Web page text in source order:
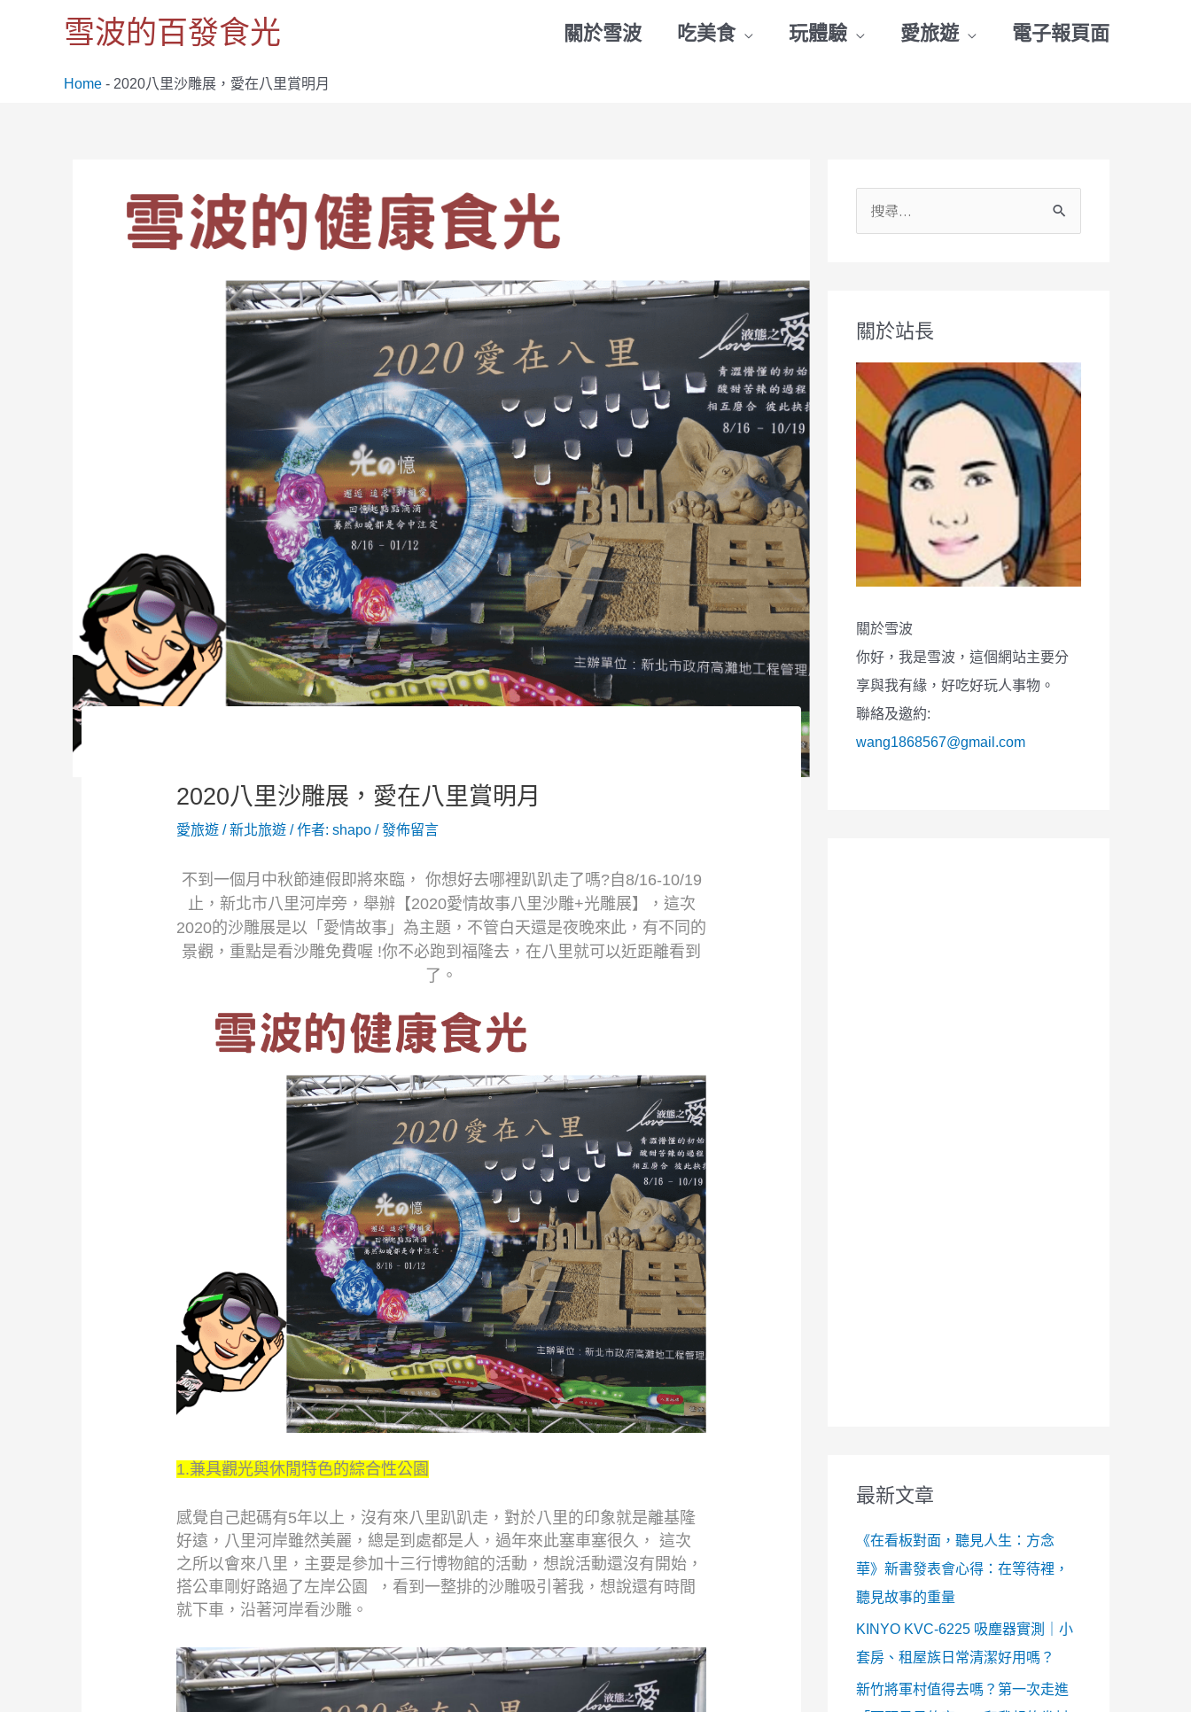
雪波的百發食光 關於雪波 吃美食 玩體驗 愛旅遊 電子報頁面
Home - 2020八里沙雕展，愛在八里賞明月
2020八里沙雕展，愛在八里賞明月
愛旅遊/新北旅遊/ 作者: shapo /發佈留言
不到一個月中秋節連假即將來臨， 你想好去哪裡趴趴走了嗎?自8/16-10/19
止，新北市八里河岸旁，舉辦【2020愛情故事八里沙雕+光雕展】，這次
2020的沙雕展是以「愛情故事」為主題，不管白天還是夜晚來此，有不同的
景觀，重點是看沙雕免費喔 !你不必跑到福隆去，在八里就可以近距離看到
了。
1.兼具觀光與休閒特色的綜合性公園
感覺自己起碼有5年以上，沒有來八里趴趴走，對於八里的印象就是離基隆
好遠，八里河岸雖然美麗，總是到處都是人，過年來此塞車塞很久， 這次
之所以會來八里，主要是參加十三行博物館的活動，想說活動還沒有開始，
搭公車剛好路過了左岸公園 ，看到一整排的沙雕吸引著我，想說還有時間
就下車，沿著河岸看沙雕。
navigation
字
關於站長
關於雪波
你好，我是雪波，這個網站主要分
享與我有緣，好吃好玩人事物。
聯絡及邀約:
wang1868567@gmail.com
最新文章
《在看板對面，聽見人生：方念
華》新書發表會心得：在等待裡，
聽見故事的重量
KINYO KVC-6225 吸塵器實測｜小
套房、租屋族日常清潔好用嗎？
新竹將軍村值得去嗎？第一次走進